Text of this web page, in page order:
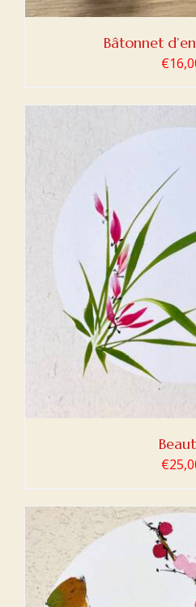
Bâtonnet
€
€